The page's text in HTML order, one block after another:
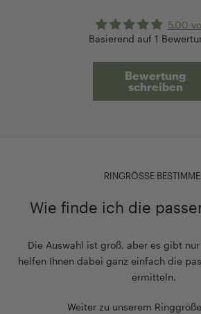
5.00
Basierend auf 1
Bewertung
schreiben
RINGRÖSSE BESTIMMEN
Wie finde ich die
Die Auswahl ist groß, aber es gibt
helfen Ihnen dabei ganz einfach die
ermitteln.
Weiter zu unserem